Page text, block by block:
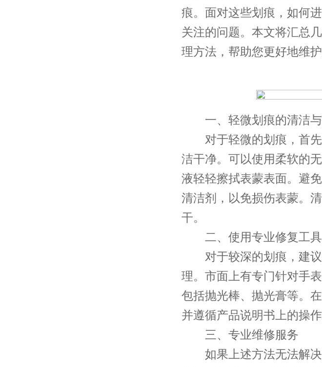
痕。面对这些划痕，如何
关注的问题。本文将汇总
理方法，帮助您更好地维护
一、轻微划痕的清洁与
对于轻微的划痕，首先
洁干净。可以使用柔软的
液轻轻擦拭表蒙表面。避
清洁剂，以免损伤表蒙。
干。
二、使用专业修复工具
对于较深的划痕，建议
理。市面上有专门针对手
包括抛光棒、抛光膏等。
并遵循产品说明书上的操作
三、专业维修服务
如果上述方法无法解决